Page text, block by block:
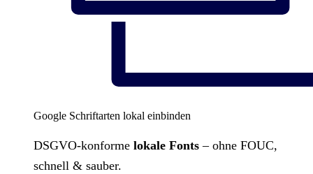
Google Schriftarten lokal einbinden
DSGVO-konforme lokale Fonts – ohne FOUC,
schnell & sauber.